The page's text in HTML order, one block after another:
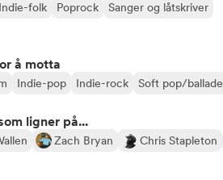
Indie-folk Poprock Sanger og låtskriver
å motta
Indie-pop Indie-rock Soft pop/ballade
ligner på...
Zach Bryan Chris Stapleton